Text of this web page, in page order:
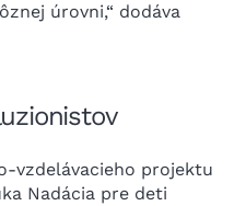
úrovni,“ dodáva
vzdelávacieho projektu
Nadácia pre deti